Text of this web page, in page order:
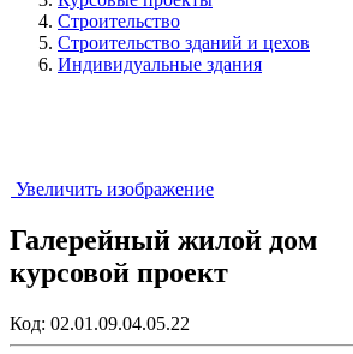
Строительство
Строительство зданий и цехов
Индивидуальные здания
Увеличить изображение
Галерейный жилой дом
курсовой проект
Код: 02.01.09.04.05.22